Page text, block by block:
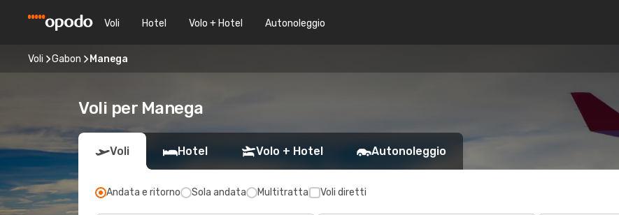
Voli Hotel Volo + Hotel Autonoleggio
Voli Gabon Manega
Voli per Manega
Voli Hotel Volo + Hotel Autonoleggio
Andata e ritorno Sola andata Multitratta Voli diretti